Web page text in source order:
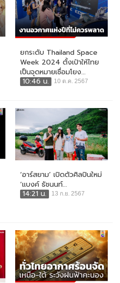
ยกระดับ Thailand Space
Week 2024 ตั้งเป้าให้ไทย
เป็นจุดหมายเชื่อมโยง...
10:46 น.
10 ต.ค. 2567
‘อาร์สยาม’ เปิดตัวศิลปินใหม่
‘แบงค์ ธัชนนท์...
14:21 น.
13 ก.ย. 2567